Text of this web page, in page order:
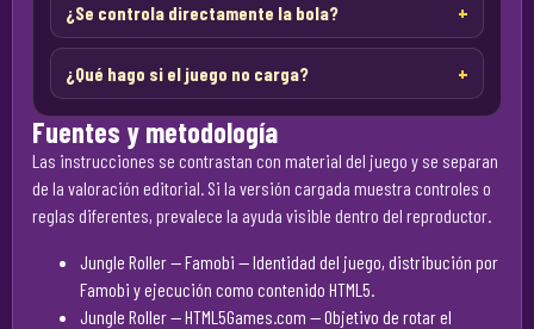
¿Se controla directamente la bola?
¿Qué hago si el juego no carga?
Fuentes y metodología
Las instrucciones se contrastan con material del juego y se separan
de la valoración editorial. Si la versión cargada muestra controles o
reglas diferentes, prevalece la ayuda visible dentro del reproductor.
Jungle Roller — Famobi — Identidad del juego, distribución por
Famobi y ejecución como contenido HTML5.
Jungle Roller — HTML5Games.com — Objetivo de rotar el